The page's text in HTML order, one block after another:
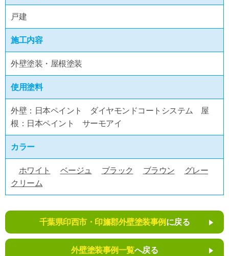
戸建
施工内容
外壁塗装・屋根塗装
使用塗料
外壁：日本ペイント ダイヤモンドコートシステム 屋
根：日本ペイント サーモアイ
カラー
ホワイト ベージュ ブラック ブラウン
グレー
クリーム
千葉県印西市・印旛郡外壁塗装事例 に戻る
外壁塗装事例一覧へ戻る